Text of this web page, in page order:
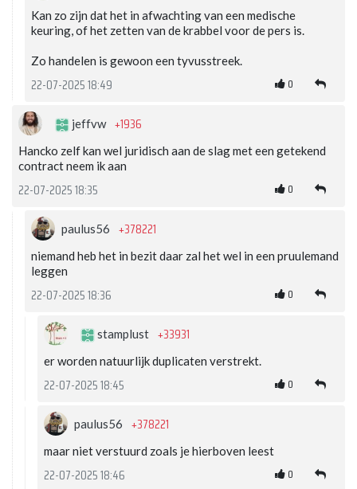
Kan zo zijn dat het in afwachting van een medische
keuring, of het zetten van de krabbel voor de pers is.
Zo handelen is gewoon een tyvusstreek.
22-07-2025 18:49 0
jeffvw +1936
Hancko zelf kan wel juridisch aan de slag met een getekend
contract neem ik aan
22-07-2025 18:35 0
paulus56 +378221
niemand heb het in bezit daar zal het wel in een pruulemand
leggen
22-07-2025 18:36 0
stamplust +33931
er worden natuurlijk duplicaten verstrekt.
22-07-2025 18:45 0
paulus56 +378221
maar niet verstuurd zoals je hierboven leest
22-07-2025 18:46 0